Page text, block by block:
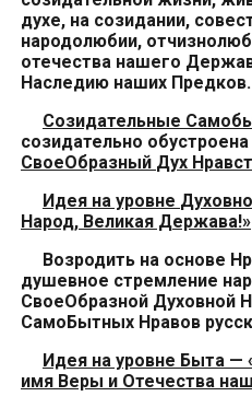
духе, на созидании,
народолюбии,
отечества нашего
Наследию наших Предков.
Созидательные
созидательно обустро
СвоеОбразный Дух
Идея на уровне
Народ, Великая Держава!»
Возродить на основе
душевное стремление
СвоеОбразной Духовной
СамоБытных Нравов р
Идея на уровне Быта —
имя Веры и Отечества